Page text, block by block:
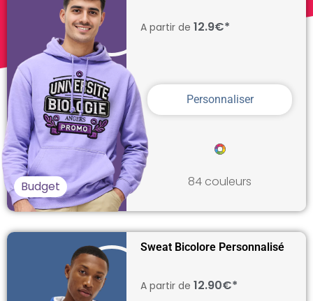
Budget
A partir de12.9€*
Personnaliser
84 couleurs
Sweat Bicolore Personnalisé
A partir de12.90€*